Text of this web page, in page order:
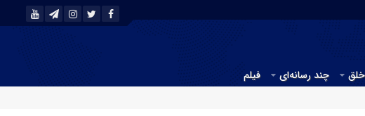
چند رسانه‌ای فیلم